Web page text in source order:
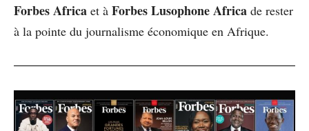
Forbes Africa et à Forbes Lusophone Africa de rester
à la pointe du journalisme économique en Afrique.